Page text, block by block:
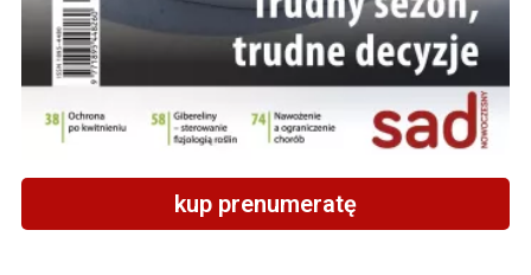
kup prenumeratę